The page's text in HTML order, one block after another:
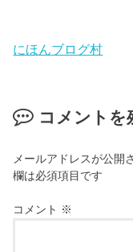
にほんブログ村
コメントを
メールアドレスが公開
欄は必須項目です
コメント ※